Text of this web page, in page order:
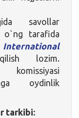
savollar
o`ng tarafida
International
lozim.
oydinlik
tarkibi: